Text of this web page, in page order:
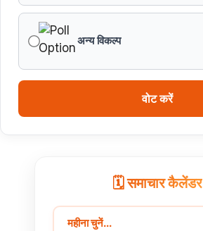
अन्य विकल्प
वोट करें
🗓️ समाचार कैलेंडर